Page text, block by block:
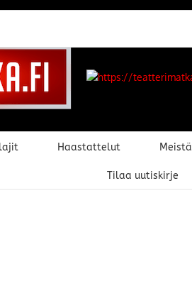
Haastattelut Meistä
Tilaa uutiskirje